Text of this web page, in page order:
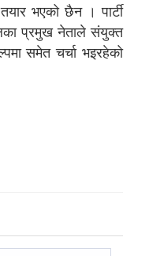
भएको छैन । पार्टी
प्रमुख नेताले संयुक्त
समेत चर्चा भइरहेको